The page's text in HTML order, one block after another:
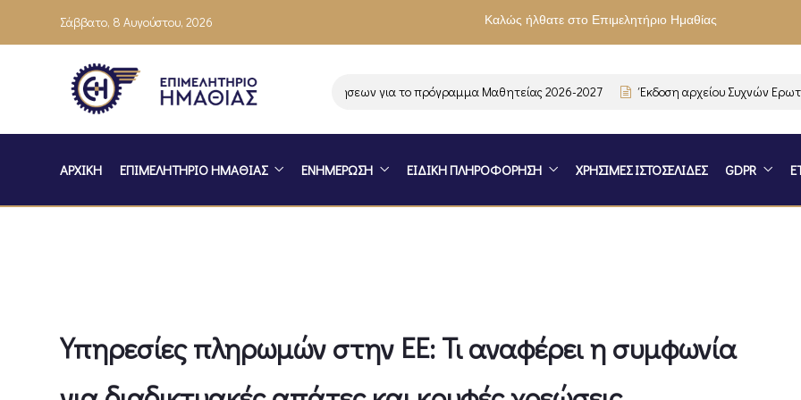
Σάββατο, 8 Αυγούστου, 2026 Καλώς ήλθατε στο Επιμελητήριο Ημαθίας
Ενημέρωση επιχειρήσεων για το πρόγραμμα Μαθητείας 2026-2027 Έκδοση αρχείου Συχνών
ΑΡΧΙΚΗ ΕΠΙΜΕΛΗΤΗΡΙΟ ΗΜΑΘΙΑΣ ΕΝΗΜΕΡΩΣΗ ΕΙΔΙΚΗ ΠΛΗΡΟΦΟΡΗΣΗ ΧΡΗΣΙΜΕΣ ΙΣΤΟΣΕΛΙΔΕΣ GDPR
Υπηρεσίες πληρωμών στην ΕΕ: Τι αναφέρει η συμφωνία